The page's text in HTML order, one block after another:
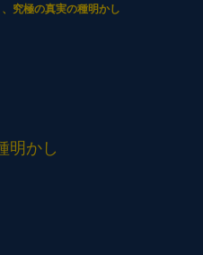
明かし
究極の真実の種明かし